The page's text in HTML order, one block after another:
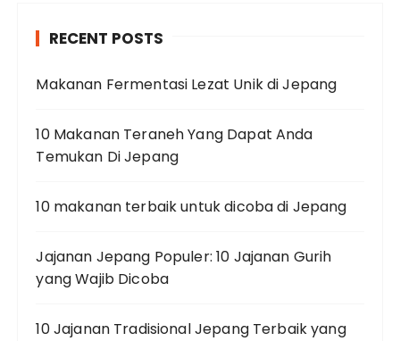
RECENT POSTS
Makanan Fermentasi Lezat Unik di Jepang
10 Makanan Teraneh Yang Dapat Anda
Temukan Di Jepang
10 makanan terbaik untuk dicoba di Jepang
Jajanan Jepang Populer: 10 Jajanan Gurih
yang Wajib Dicoba
10 Jajanan Tradisional Jepang Terbaik yang